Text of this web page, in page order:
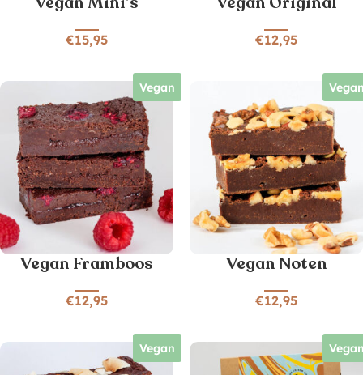
€15,95 €12,95
Vegan Framboos
€12,95
Vegan
Vegan Noten
€12,95
Vegan